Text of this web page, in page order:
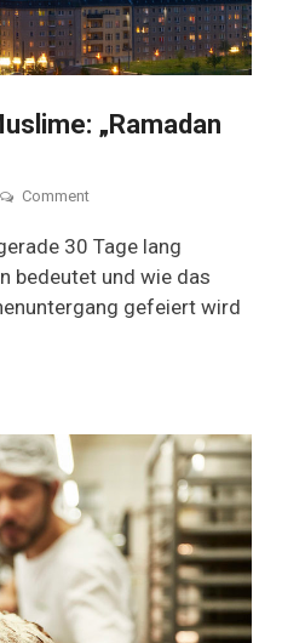
„Ramadan
Commenton
der
Muslime:
„Ramadan
Mubarak!“
30 Tage lang
bedeutet und wie das
gefeiert wird